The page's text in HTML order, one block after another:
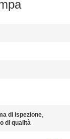
di ispezione,
di qualità